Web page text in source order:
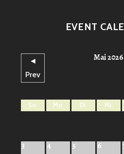
EVENT
◄
Prev
Mai 2026
So. Mo. Di. Mi.
3 4 5 6